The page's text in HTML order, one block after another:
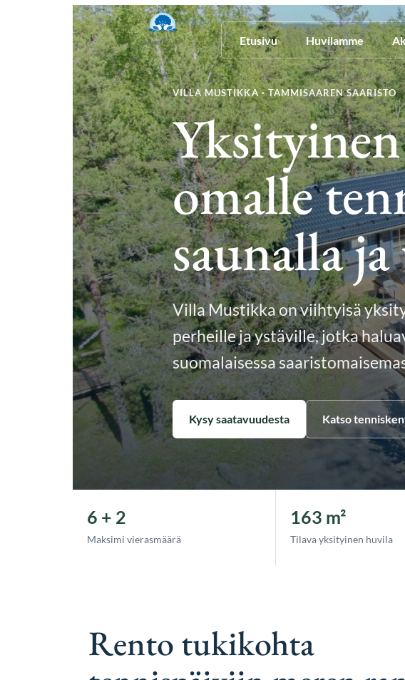
Etusivu Huvilamme
VILLA MUSTIKKA · TAMMISAAREN SAARISTO
omalle
saunalla
Villa Mustikka on viihtyisä
perheille ja ystäville, jotka
suomalaisessa
Kysy saatavuudesta Katso
6 + 2
Maksimi vierasmäärä
163 m²
Tilava yksityinen huvila
Rento tukikohta